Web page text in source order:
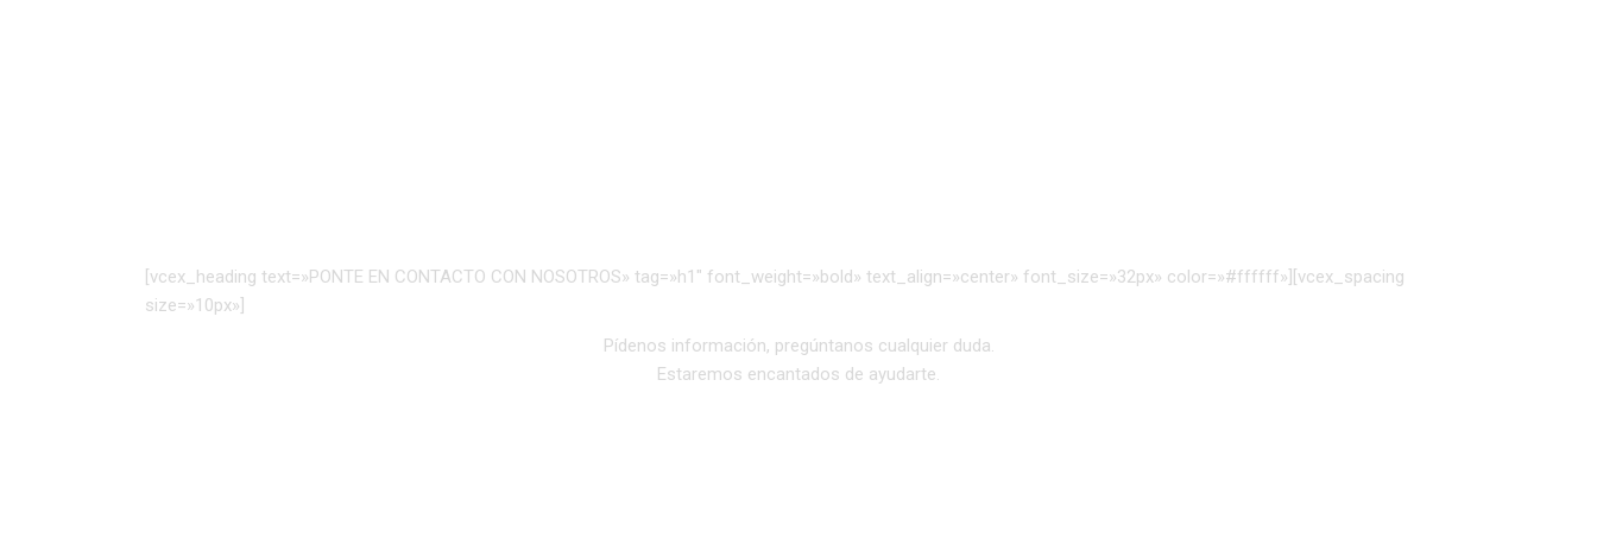
[vcex_heading text=»PONTE EN CONTACTO CON NOSOTROS» tag=»h1″ font_weight=»bold» text_align=»center» font_size=»32px» color=»#ffffff»][vcex_spacing
size=»10px»]
Pídenos información, pregúntanos cualquier duda.
Estaremos encantados de ayudarte.